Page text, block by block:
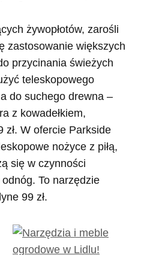
żywopłotów, zarośli
zastosowanie większych
przycinania świeżych
teleskopowego
do suchego drewna –
z kowadełkiem,
zł. W ofercie Parkside
nożyce z piłą,
się w czynności
To narzędzie
99 zł.